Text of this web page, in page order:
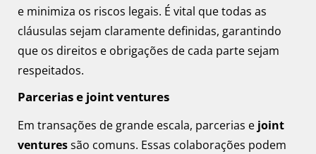
e minimiza os riscos legais. É vital que todas as
cláusulas sejam claramente definidas, garantindo
que os direitos e obrigações de cada parte sejam
respeitados.
Parcerias e joint ventures
Em transações de grande escala, parcerias e joint
venturessão comuns. Essas colaborações podem